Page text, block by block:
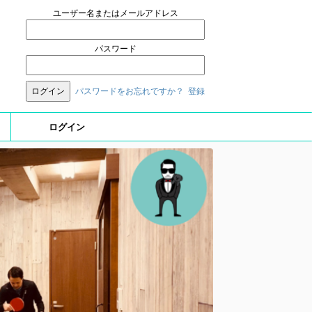
ユーザー名またはメールアドレス
パスワード
パスワードをお忘れですか？ 登録
ログイン